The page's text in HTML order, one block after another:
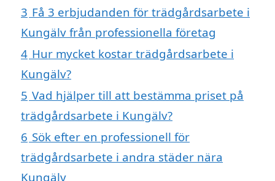
3 Få 3 erbjudanden för trädgårdsarbete i
Kungälv från professionella företag
4 Hur mycket kostar trädgårdsarbete i
Kungälv?
5 Vad hjälper till att bestämma priset på
trädgårdsarbete i Kungälv?
6 Sök efter en professionell för
trädgårdsarbete i andra städer nära
Kungälv